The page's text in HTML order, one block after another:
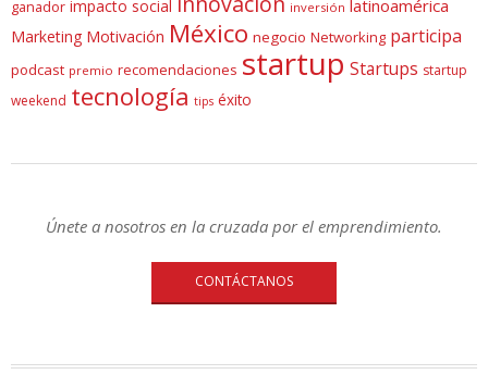
ganador impacto social inversión latinoamérica
Marketing Motivación México negocio Networking participa
podcast premio recomendaciones startup Startups startup
weekend tecnología tips éxito
Únete a nosotros en la cruzada por el emprendimiento.
CONTÁCTANOS